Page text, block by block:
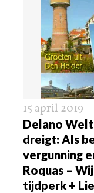
15 april 2019
Delano
dreigt: Als
vergunning
Roquas –
tijdperk +